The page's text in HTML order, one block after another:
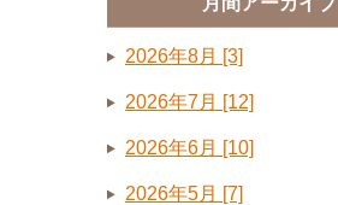
2026年8月 [3]
2026年7月 [12]
2026年6月 [10]
2026年5月 [7]